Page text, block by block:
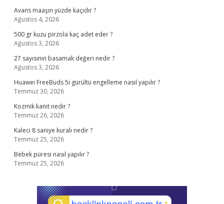
Avans maaşın yüzde kaçıdır ?
Ağustos 4, 2026
500 gr kuzu pirzola kaç adet eder ?
Ağustos 3, 2026
27 sayısının basamak değeri nedir ?
Ağustos 3, 2026
Huawei FreeBuds 5i gürültü engelleme nasıl yapılır ?
Temmuz 30, 2026
Kozmik kanıt nedir ?
Temmuz 26, 2026
Kaleci 8 saniye kuralı nedir ?
Temmuz 25, 2026
Bebek püresi nasıl yapılır ?
Temmuz 25, 2026